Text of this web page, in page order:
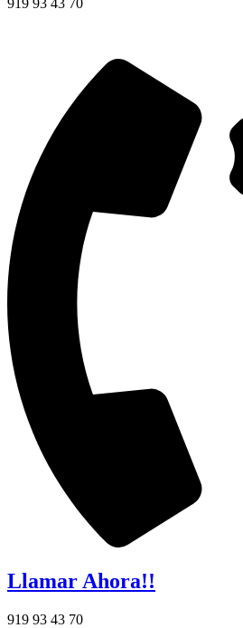
Llamar Ahora!!
919 93 43 70